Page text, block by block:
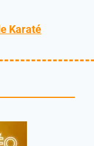
Karaté